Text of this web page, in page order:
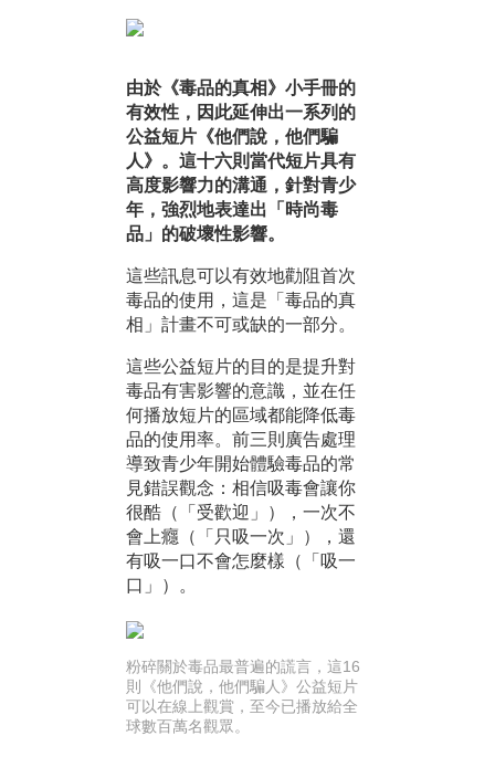
由於《毒品的真相》小手冊的
有效性，因此延伸出一系列的
公益短片《他們說，他們騙
人》。這十六則當代短片具有
高度影響力的溝通，針對青少
年，強烈地表達出「時尚毒
品」的破壞性影響。
這些訊息可以有效地勸阻首次
毒品的使用，這是「毒品的真
相」計畫不可或缺的一部分。
這些公益短片的目的是提升對
毒品有害影響的意識，並在任
何播放短片的區域都能降低毒
品的使用率。前三則廣告處理
導致青少年開始體驗毒品的常
見錯誤觀念：相信吸毒會讓你
很酷（「受歡迎」），一次不
會上癮（「只吸一次」），還
有吸一口不會怎麼樣（「吸一
口」）。
粉碎關於毒品最普遍的謊言，這16
則《他們說，他們騙人》公益短片
可以在線上觀賞，至今已播放給全
球數百萬名觀眾。